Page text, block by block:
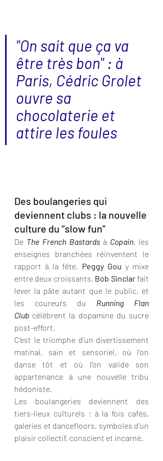
"On sait que ça va
être très bon" : à
Paris, Cédric Grolet
ouvre sa
chocolaterie et
attire les foules
Des boulangeries qui
deviennent clubs : la nouvelle
culture du “slow fun”
De The French Bastards à Copain, les
enseignes branchées réinventent le
rapport à la fête. Peggy Gou y mixe
entre deux croissants, Bob Sinclar fait
lever la pâte autant que le public, et
les coureurs du Running Flan
Club célèbrent la dopamine du sucre
post-effort.
C’est le triomphe d’un divertissement
matinal, sain et sensoriel, où l’on
danse tôt et où l’on valide son
appartenance à une nouvelle tribu
hédoniste.
Les boulangeries deviennent des
tiers-lieux culturels : à la fois cafés,
galeries et dancefloors, symboles d’un
plaisir collectif, conscient et incarné.